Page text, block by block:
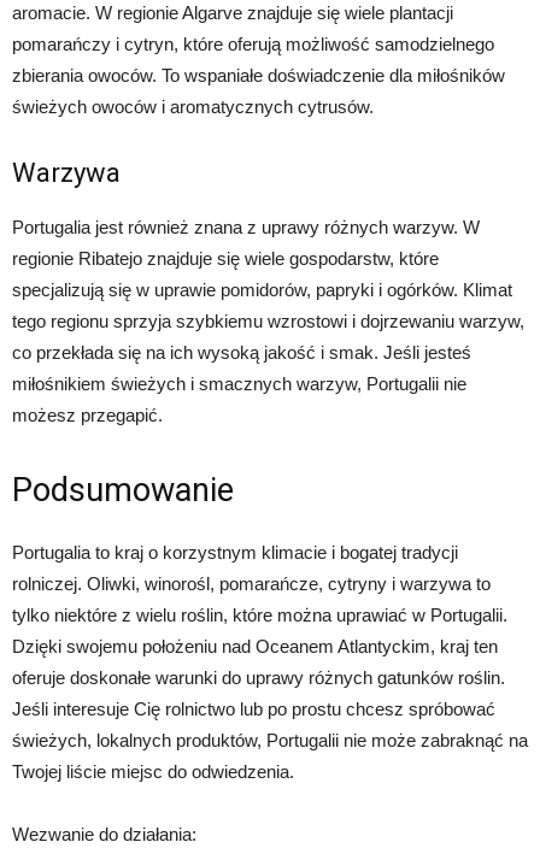
aromacie. W regionie Algarve znajduje się wiele plantacji
pomarańczy i cytryn, które oferują możliwość samodzielnego
zbierania owoców. To wspaniałe doświadczenie dla miłośników
świeżych owoców i aromatycznych cytrusów.
Warzywa
Portugalia jest również znana z uprawy różnych warzyw. W
regionie Ribatejo znajduje się wiele gospodarstw, które
specjalizują się w uprawie pomidorów, papryki i ogórków. Klimat
tego regionu sprzyja szybkiemu wzrostowi i dojrzewaniu warzyw,
co przekłada się na ich wysoką jakość i smak. Jeśli jesteś
miłośnikiem świeżych i smacznych warzyw, Portugalii nie
możesz przegapić.
Podsumowanie
Portugalia to kraj o korzystnym klimacie i bogatej tradycji
rolniczej. Oliwki, winorośl, pomarańcze, cytryny i warzywa to
tylko niektóre z wielu roślin, które można uprawiać w Portugalii.
Dzięki swojemu położeniu nad Oceanem Atlantyckim, kraj ten
oferuje doskonałe warunki do uprawy różnych gatunków roślin.
Jeśli interesuje Cię rolnictwo lub po prostu chcesz spróbować
świeżych, lokalnych produktów, Portugalii nie może zabraknąć na
Twojej liście miejsc do odwiedzenia.
Wezwanie do działania: